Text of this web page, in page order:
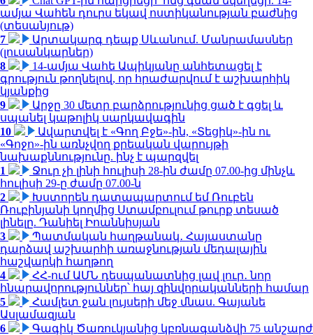
ամյա Վահեն դուրս եկավ ոստիկանության բաժնից
(տեսանյութ)
7
Արտակարգ դեպք Սևանում. Մանրամասներ
(լուսանկարներ)
8
14-ամյա Վահե Ապիկյանը անհետացել է
գրություն թողնելով, որ հրաժարվում է աշխարհիկ
կյանքից
9
Արջը 30 մետր բարձրությունից ցած է գցել և
սպանել կաթոլիկ սարկավագին
10
Ավարտվել է «Գող Բջե»-ին, «Տեցիկ»-ին ու
«Գոջո»-ին առնչվող քրեական վարույթի
նախաքննությունը. ինչ է պարզվել
1
Ջուր չի լինի հուլիսի 28-ին ժամը 07.00-ից մինչև
հուլիսի 29-ը ժամը 07.00-ն
2
Խստորեն դատապարտում եմ Ռուբեն
Ռուբինյանի կողմից Ստամբուլում թուրք տեսած
լինելը. Դանիել Իոաննիսյան
3
Պատմական հաղթանակ․ Հայաստանը
դարձավ աշխարհի առաջնության մեդալային
հաշվարկի հաղթող
4
ՀՀ-ում ԱՄՆ դեսպանատնից լավ լուր․ նոր
հնարավորություններ՝ հայ զինվորականների համար
5
Համլետ ջան լույսերի մեջ մնաս. Գայանե
Ասլամազյան
6
Գագիկ Ծառուկյանից կբռնագանձվի 75 անշարժ